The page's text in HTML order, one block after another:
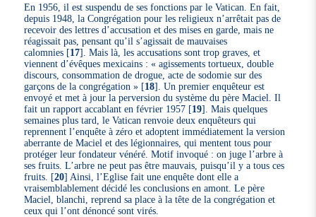
En 1956, il est suspendu de ses fonctions par le Vatican. En fait,
depuis 1948, la Congrégation pour les religieux n’arrêtait pas de
recevoir des lettres d’accusation et des mises en garde, mais ne
réagissait pas, pensant qu’il s’agissait de mauvaises
calomnies [17] . Mais là, les accusations sont trop graves, et
viennent d’évêques mexicains : « agissements tortueux, double
discours, consommation de drogue, acte de sodomie sur des
garçons de la congrégation » [18] . Un premier enquêteur est
envoyé et met à jour la perversion du système du père Maciel. Il
fait un rapport accablant en février 1957 [19] . Mais quelques
semaines plus tard, le Vatican renvoie deux enquêteurs qui
reprennent l’enquête à zéro et adoptent immédiatement la version
aberrante de Maciel et des légionnaires, qui mentent tous pour
protéger leur fondateur vénéré. Motif invoqué : on juge l’arbre à
ses fruits. L’arbre ne peut pas être mauvais, puisqu’il y a tous ces
fruits. [20] Ainsi, l’Eglise fait une enquête dont elle a
vraisemblablement décidé les conclusions en amont. Le père
Maciel, blanchi, reprend sa place à la tête de la congrégation et
ceux qui l’ont dénoncé sont virés.